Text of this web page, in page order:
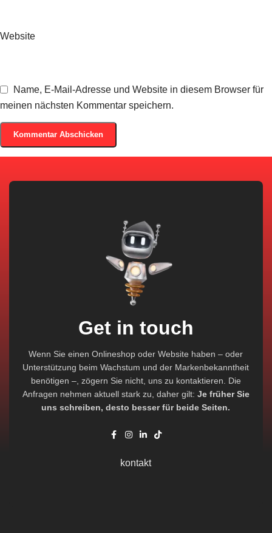
Website
Name, E-Mail-Adresse und Website in diesem Browser für
meinen nächsten Kommentar speichern.
Get in touch
Wenn Sie einen Onlineshop oder Website haben – oder
Unterstützung beim Wachstum und der Markenbekanntheit
benötigen –, zögern Sie nicht, uns zu kontaktieren. Die
Anfragen nehmen aktuell stark zu, daher gilt: Je früher Sie
uns schreiben, desto besser für beide Seiten.
kontakt